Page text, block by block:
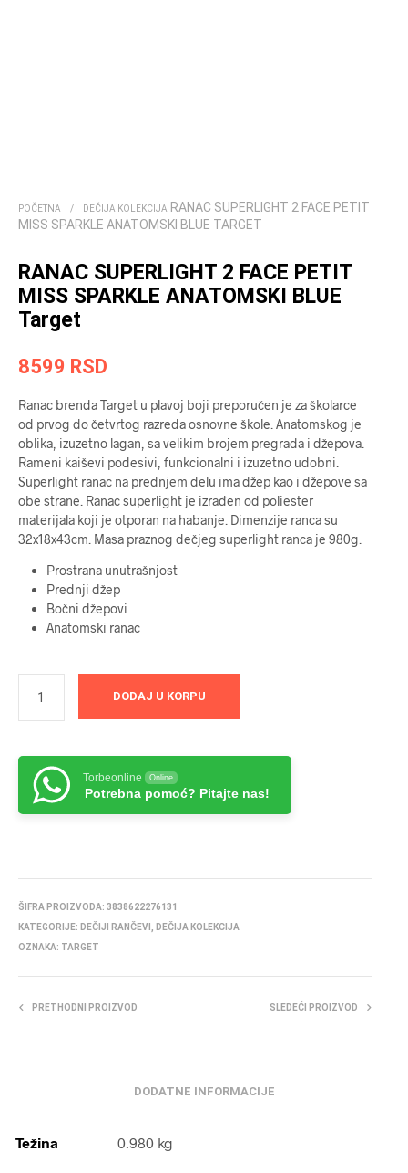
POČETNA / DEČIJA KOLEKCIJA RANAC SUPERLIGHT 2 FACE PETIT
MISS SPARKLE ANATOMSKI BLUE TARGET
RANAC SUPERLIGHT 2 FACE PETIT
MISS SPARKLE ANATOMSKI BLUE
Target
8599 RSD
Ranac brenda Target u plavoj boji preporučen je za školarce
od prvog do četvrtog razreda osnovne škole. Anatomskog je
oblika, izuzetno lagan, sa velikim brojem pregrada i džepova.
Rameni kaiševi podesivi, funkcionalni i izuzetno udobni.
Superlight ranac na prednjem delu ima džep kao i džepove sa
obe strane. Ranac superlight je izrađen od poliester
materijala koji je otporan na habanje. Dimenzije ranca su
32x18x43cm. Masa praznog dečjeg superlight ranca je 980g.
Prostrana unutrašnjost
Prednji džep
Bočni džepovi
Anatomski ranac
DODAJ U KORPU
Torbeonline Online
Potrebna pomoć? Pitajte nas!
ŠIFRA PROIZVODA: 3838622276131
KATEGORIJE: DEČIJI RANČEVI
DEČIJA KOLEKCIJA
OZNAKA: TARGET
PRETHODNI PROIZVOD SLEDEĆI PROIZVOD
DODATNE INFORMACIJE
Težina 0.980 kg